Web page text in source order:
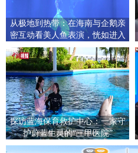
从极地到热带：在海南与企鹅亲
密互动看美人鱼表演，恍如进入
宫崎骏童话世界
探访蓝海保育救护中心：一家守
护蔚蓝生灵的“三甲医院”